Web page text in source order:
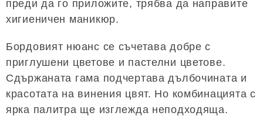
преди да го приложите, трябва да направите
хигиеничен маникюр.
Бордовият нюанс се съчетава добре с
приглушени цветове и пастелни цветове.
Сдържаната гама подчертава дълбочината и
красотата на винения цвят. Но комбинацията с
ярка палитра ще изглежда неподходяща.